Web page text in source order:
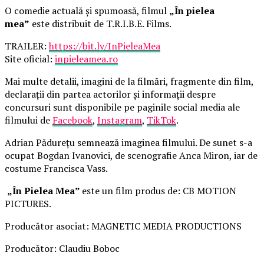
O comedie actuală și spumoasă, filmul „În pielea
mea” este distribuit de T.R.I.B.E. Films.
TRAILER:https://bit.ly/InPieleaMea
Site oficial: inpieleamea.ro
Mai multe detalii, imagini de la filmări, fragmente din film,
declarații din partea actorilor și informații despre
concursuri sunt disponibile pe paginile social media ale
filmului de Facebook, Instagram, TikTok.
Adrian Pădurețu semnează imaginea filmului. De sunet s-a
ocupat Bogdan Ivanovici, de scenografie Anca Miron, iar de
costume Francisca Vass.
„În Pielea Mea” este un film produs de: CB MOTION
PICTURES.
Producător asociat: MAGNETIC MEDIA PRODUCTIONS
Producător: Claudiu Boboc